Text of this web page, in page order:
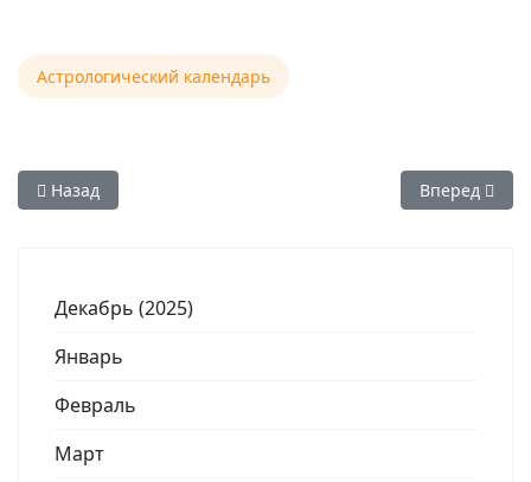
Астрологический календарь
Предыдущий: Астрологический календарь — июль 2026
Назад Следующий:
Вперед
Декабрь (2025)
Январь
Февраль
Март